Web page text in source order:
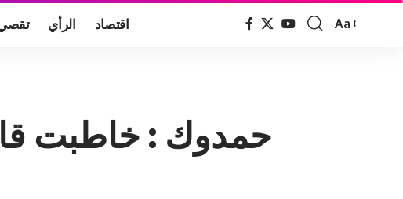
تقصي الرأي اقتصاد
Font
Aa
حمدوك : خاطبت